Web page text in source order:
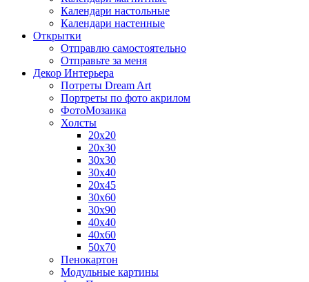
Календари настольные
Календари настенные
Открытки
Отправлю самостоятельно
Отправьте за меня
Декор Интерьера
Потреты Dream Art
Портреты по фото акрилом
ФотоМозаика
Холсты
20х20
20х30
30х30
30х40
20х45
30х60
30х90
40х40
40х60
50х70
Пенокартон
Модульные картины